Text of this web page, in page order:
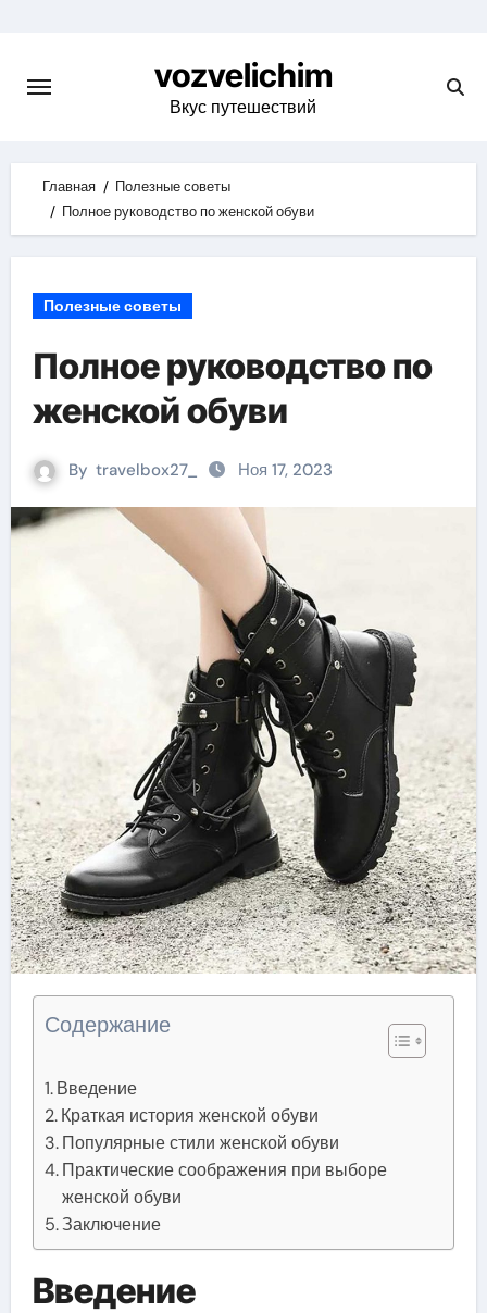
content
vozvelichim
Вкус путешествий
Главная
Полезные советы
Полное руководство по женской обуви
Полезные советы
Полное руководство по
женской обуви
By travelbox27_ Ноя 17, 2023
Содержание
Введение
Краткая история женской обуви
Популярные стили женской обуви
Практические соображения при выборе
женской обуви
Заключение
Введение